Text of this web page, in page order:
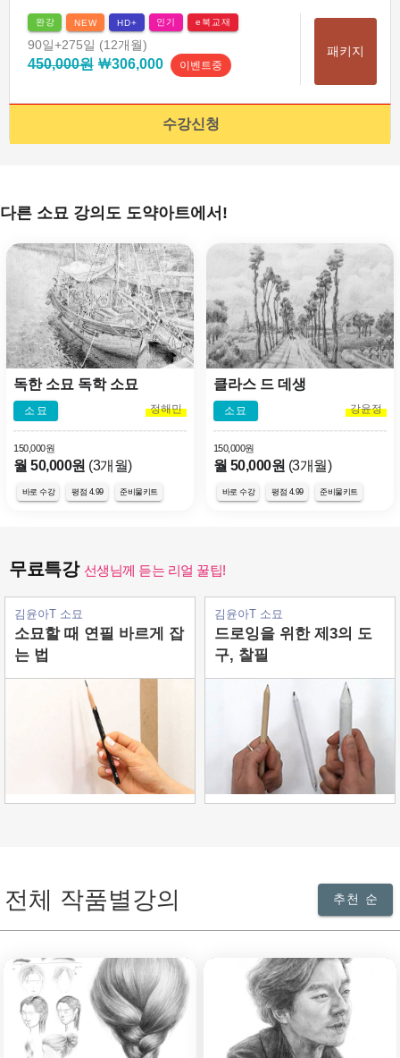
완강 NEW HD+ 인기 e북교재
90일+275일 (12개월)
450,000원￦306,000 이벤트중
패키지
수강신청
다른 소묘 강의도 도약아트에서!
독한 소묘 독학 소묘
소묘 정해민
150,000원
월 50,000원 (3개월)
바로 수강 평점 4.99 준비물키트
클라스 드 데생
소묘 강윤정
150,000원
월 50,000원 (3개월)
바로 수강 평점 4.99 준비물키트
무료특강 선생님께 듣는 리얼 꿀팁!
김윤아T 소묘
소묘할 때 연필 바르게 잡
는 법
김윤아T 소묘
드로잉을 위한 제3의 도
구, 찰필
전체 작품별강의 추천 순